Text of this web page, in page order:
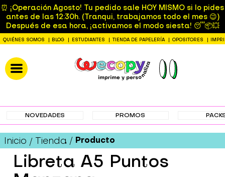
⏰ ¡Operación Agosto! Tu pedido sale HOY MISMO si lo pides
antes de las 12:30h. (Tranqui, trabajamos todo el mes 😉)
Después de esa hora, ¡activamos el modo siesta! 😴📦💥
QUIÉNES SOMOS BLOG ESTUDIANTES TIENDA DE PAPELERÍA OPOSITORES
NOVEDADES PROMOS
Inicio Tienda Producto
Libreta A5 Puntos